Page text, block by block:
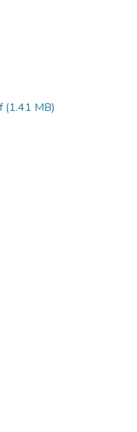
(1.41 MB)